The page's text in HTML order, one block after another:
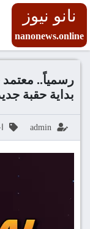
نانو نيوز
nanonews.online
رسمياً.. معتمد
بداية حقبة
admin